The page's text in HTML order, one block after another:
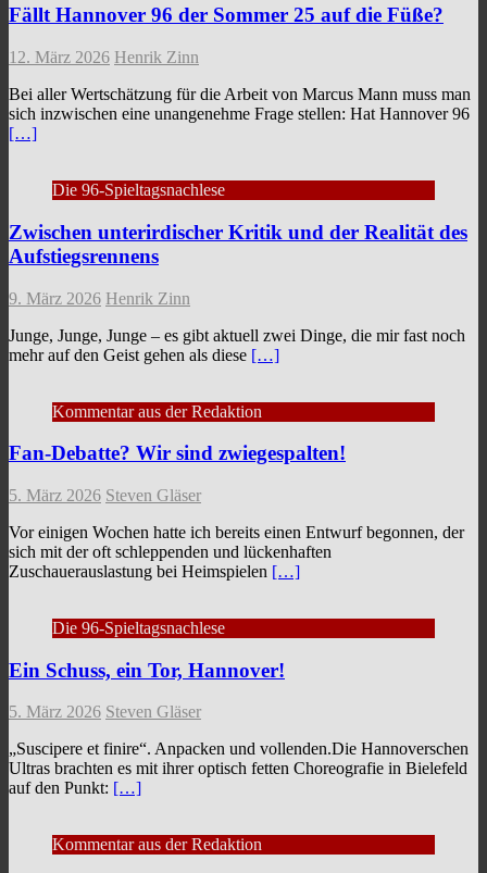
Fällt Hannover 96 der Sommer 25 auf die Füße?
12. März 2026 Henrik Zinn
Bei aller Wertschätzung für die Arbeit von Marcus Mann muss man
sich inzwischen eine unangenehme Frage stellen: Hat Hannover 96
[…]
Die 96-Spieltagsnachlese
Zwischen unterirdischer Kritik und der Realität des
Aufstiegsrennens
9. März 2026 Henrik Zinn
Junge, Junge, Junge – es gibt aktuell zwei Dinge, die mir fast noch
mehr auf den Geist gehen als diese […]
Kommentar aus der Redaktion
Fan-Debatte? Wir sind zwiegespalten!
5. März 2026 Steven Gläser
Vor einigen Wochen hatte ich bereits einen Entwurf begonnen, der
sich mit der oft schleppenden und lückenhaften
Zuschauerauslastung bei Heimspielen […]
Die 96-Spieltagsnachlese
Ein Schuss, ein Tor, Hannover!
5. März 2026 Steven Gläser
„Suscipere et finire“. Anpacken und vollenden.Die Hannoverschen
Ultras brachten es mit ihrer optisch fetten Choreografie in Bielefeld
auf den Punkt: […]
Kommentar aus der Redaktion